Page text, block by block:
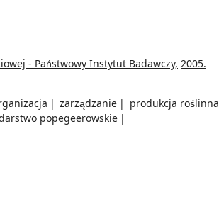
- Państwowy Instytut Badawczy, 2005.
zarządzanie
produkcja roślinna
popegeerowskie